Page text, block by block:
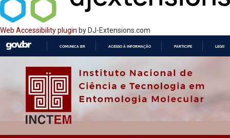
Web Accessibility plugin by DJ-Extensions.com
O
COMUNICA BR ACESSO À INFORMAÇÃO PARTICIPE